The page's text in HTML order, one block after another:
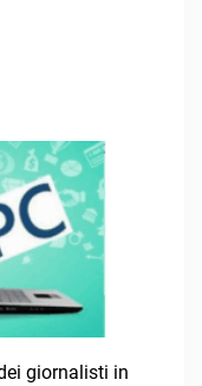
giornalisti in